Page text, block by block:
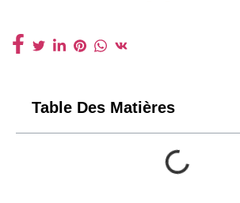
Table Des Matières